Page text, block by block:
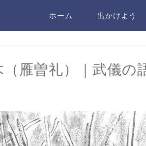
ホーム 出かけよう
雁曽礼）｜武儀の